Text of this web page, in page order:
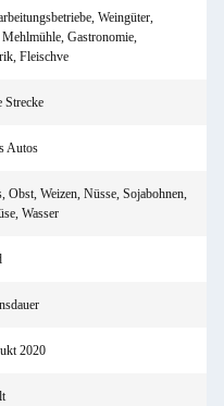
Weingüter,
Gastronomie,
Fleischve
Strecke
Autos
Obst, Weizen, Nüsse, Sojabohnen,
Wasser
2020